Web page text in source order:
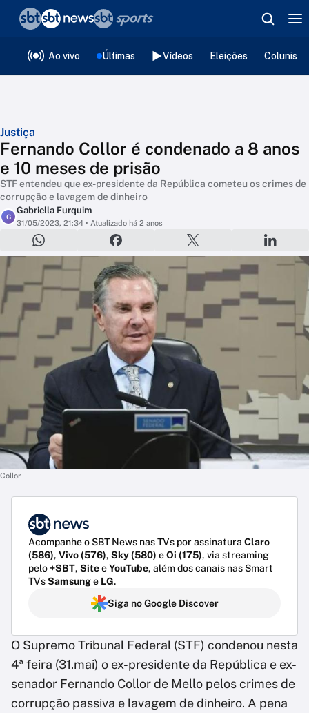
Ao vivo Últimas Vídeos Eleições
Justiça
Fernando Collor é condenado a 8 anos
e 10 meses de prisão
STF entendeu que ex-presidente da República cometeu os crimes de
corrupção e lavagem de dinheiro
G
Gabriella Furquim
31/05/2023, 21:34 • Atualizado há 2 anos
Collor
Acompanhe o SBT News nas TVs por assinatura Claro
(586), Vivo (576), Sky (580) eOi (175), via streaming
pelo+SBT, SiteeYouTube, além dos canais nas Smart
TVsSamsunge LG.
Siga no Google Discover
O Supremo Tribunal Federal (STF) condenou nesta
4ª feira (31.mai) o ex-presidente da República e ex-
senador Fernando Collor de Mello pelos crimes de
corrupção passiva e lavagem de dinheiro. A pena
❮voltar
Editorias